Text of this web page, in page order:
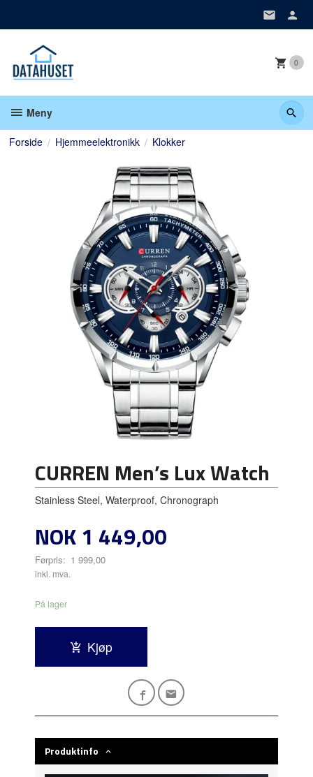
0
Meny
Forside Hjemmeelektronikk Klokker
CURREN Men’s Lux Watch
Stainless Steel, Waterproof, Chronograph
Tilbud
NOK1 449,00
Førpris: 1 999,00
Rabatt
inkl. mva.
På lager
Kjøp
Produktinfo